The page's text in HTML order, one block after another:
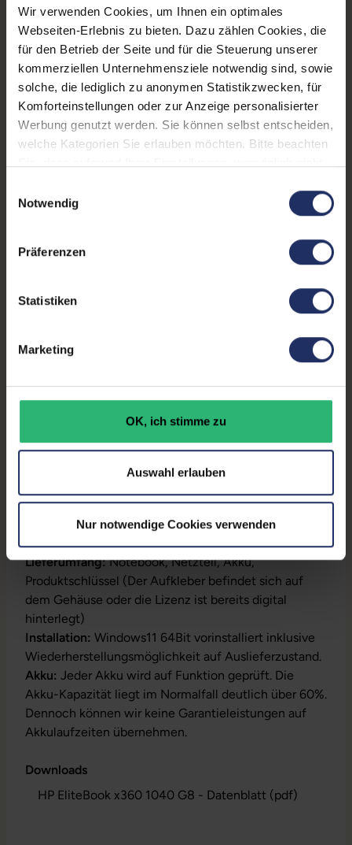
Wir verwenden Cookies, um Ihnen ein optimales
Webseiten-Erlebnis zu bieten. Dazu zählen Cookies, die
für den Betrieb der Seite und für die Steuerung unserer
kommerziellen Unternehmensziele notwendig sind, sowie
solche, die lediglich zu anonymen Statistikzwecken, für
Komforteinstellungen oder zur Anzeige personalisierter
Werbung genutzt werden. Sie können selbst entscheiden,
welche Kategorien Sie erlauben möchten. Bitte beachten
Weitere Informationen finden Sie in
Notwendig
Präferenzen
Statistiken
Marketing
OK, ich stimme zu
Auswahl erlauben
Nur notwendige Cookies verwenden
Produktbeschreibung
Lieferumfang:Notebook, Netzteil, Akku,
Produktschlüssel (Der Aufkleber befindet sich auf
dem Gehäuse oder die Lizenz ist bereits digital
hinterlegt)
Installation: Windows11 64Bit vorinstalliert inklusive
Wiederherstellungsmöglichkeit auf Auslieferzustand.
Akku: Jeder Akku wird auf Funktion geprüft. Die
Akku-Kapazität liegt im Normalfall deutlich über 60%.
Dennoch können wir keine Garantieleistungen auf
Akkulaufzeiten übernehmen.
Downloads
HP EliteBook x360 1040 G8 - Datenblatt (pdf)
Webcam: Ja
LTE: Ja
Fingerprintreader: Ja
Tastaturbeleuchtung:
Betriebssystem: Windows 11 Professional
Schnittstellen:
1x Audio / Mikrofon - 3.5
, 2x USB 3
Tastaturlayout:
Deutsch (QWERTZ) ohne
Onboard-Grafik: Intel® Iris Xe Graphics
206,6 x 319,3 x 16,6 mm